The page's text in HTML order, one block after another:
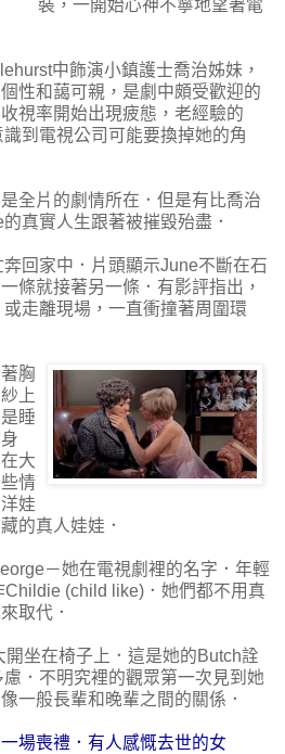
裝，一開始心神不寧地望著電
中飾演小鎮護士喬治姊妹，
性和藹可親，是劇中頗受歡迎的
視率開始出現疲態，老經驗的
到電視公司可能要換掉她的角
全片的劇情所在．但是有比喬治
真實人生跟著被摧毀殆盡．
回家中．片頭顯示June不斷在石
條就接著另一條．有影評指出，
走離現場，一直衝撞著周圍環
胸
上
睡
大
情
娃
的真人娃娃．
－她在電視劇裡的名字．年輕
(child like)．她們都不用真
取代．
坐在椅子上．這是她的Butch詮
．不明究裡的觀眾第一次見到她
一般長輩和晚輩之間的關係．
場喪禮．有人感慨去世的女